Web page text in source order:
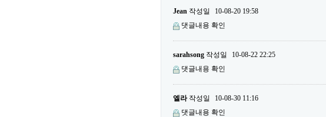
Jean 작성일
10-08-20 19:58
댓글내용 확인
sarahsong 작성일
10-08-22 22:25
댓글내용 확인
엘라작성일
10-08-30 11:16
댓글내용 확인